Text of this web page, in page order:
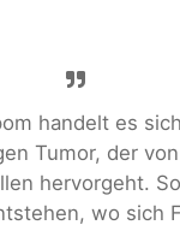
handelt es
Tumor, der
hervorgeht.
wo sich